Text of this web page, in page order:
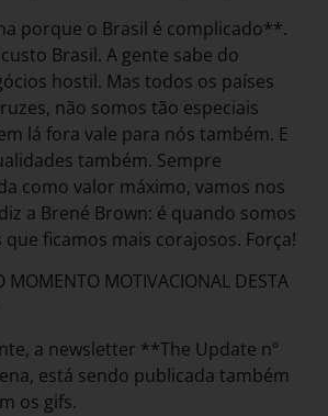
porque o Brasil é complicado**.
Brasil. A gente sabe do
hostil. Mas todos os países
não somos tão especiais
lá fora vale para nós também. E
também. Sempre
como valor máximo, vamos nos
a Brené Brown: é quando somos
ficamos mais corajosos. Força!
MOMENTO MOTIVACIONAL DESTA
a newsletter **The Update nº
está sendo publicada também
os gifs.